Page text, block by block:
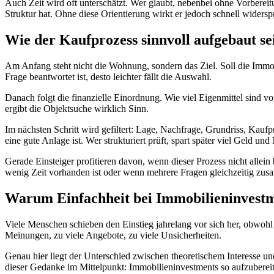
Auch Zeit wird oft unterschätzt. Wer glaubt, nebenbei ohne
Struktur hat. Ohne diese Orientierung wirkt er jedoch schnell
Wie der Kaufprozess sinnvoll aufgebaut
Am Anfang steht nicht die Wohnung, sondern das Ziel. Soll die
Frage beantwortet ist, desto leichter fällt die Auswahl.
Danach folgt die finanzielle Einordnung. Wie viel Eigenmittel sind
ergibt die Objektsuche wirklich Sinn.
Im nächsten Schritt wird gefiltert: Lage, Nachfrage, Grundriss,
eine gute Anlage ist. Wer strukturiert prüft, spart später viel Geld und
Gerade Einsteiger profitieren davon, wenn dieser Prozess nicht
wenig Zeit vorhanden ist oder wenn mehrere Fragen gleichzeitig
Warum Einfachheit bei
Viele Menschen schieben den Einstieg jahrelang vor sich her,
Meinungen, zu viele Angebote, zu viele Unsicherheiten.
Genau hier liegt der Unterschied zwischen theoretischem Interesse
dieser Gedanke im Mittelpunkt: Immobilieninvestments so